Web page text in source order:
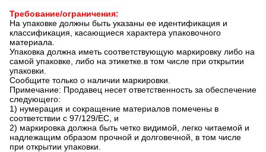
Требование/ограничения:
На упаковке должны быть указаны ее идентификация и
классификация, касающиеся характера упаковочного
материала.
Упаковка должна иметь соответствующую маркировку либо на
самой упаковке, либо на этикетке.в том числе при открытии
упаковки.
Сообщите только о наличии маркировки.
Примечание: Продавец несет ответственность за обеспечение
следующего:
1) нумерация и сокращение материалов помечены в
соответствии с 97/129/ЕС, и
2) маркировка должна быть четко видимой, легко читаемой и
надлежащим образом прочной и долговечной, в том числе
при открытии упаковки.